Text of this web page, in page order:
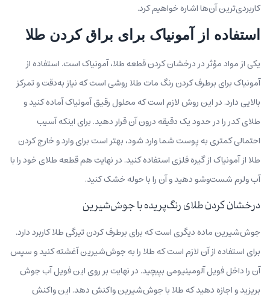
کاربردی‌ترین آن‌ها اشاره خواهیم کرد.
استفاده از آمونیاک برای براق کردن طلا
یکی از مواد مؤثر در درخشان کردن قطعه طلا، آمونیاک است. استفاده از
آمونیاک برای برطرف کردن رنگ مات طلا روشی است که نیاز به‌دقت و تمرکز
بالایی دارد. در این روش لازم است که محلول رقیق آمونیاک آماده کنید و
طلای کدر را در حدود یک دقیقه درون آن قرار دهید. برای اینکه آسیب
احتمالی کمتری به پوست شما وارد شود، بهتر است برای وارد و خارج کردن
طلا از آمونیاک از گیره فلزی استفاده کنید. در نهایت هم قطعه طلای خود را با
آب ولرم شست‌وشو دهید و آن را با حوله خشک کنید.
درخشان کردن طلای رنگ‌پریده با جوش‌شیرین
جوش‌شیرین ماده دیگری است که برای برطرف کردن تیرگی طلا کاربرد دارد.
برای استفاده از آن لازم است که طلا را به جوش‌شیرین آغشته کنید و سپس
آن را داخل فویل آلومینیومی بپیچید. در نهایت بر روی این فویل آب جوش
بریزید و اجازه دهید که طلا با جوش‌شیرین واکنش دهد. این واکنش